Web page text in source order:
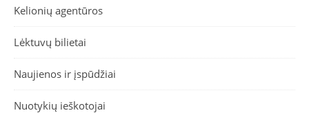
Kelionių agentūros
Lėktuvų bilietai
Naujienos ir įspūdžiai
Nuotykių ieškotojai